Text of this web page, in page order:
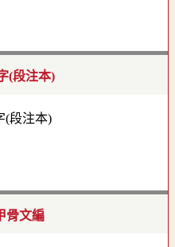
(段注本)
骨文編